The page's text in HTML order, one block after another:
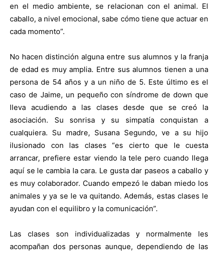
en el medio ambiente, se relacionan con el animal. El
caballo, a nivel emocional, sabe cómo tiene que actuar en
cada momento”.
No hacen distinción alguna entre sus alumnos y la franja
de edad es muy amplia. Entre sus alumnos tienen a una
persona de 54 años y a un niño de 5. Este último es el
caso de Jaime, un pequeño con síndrome de down que
lleva acudiendo a las clases desde que se creó la
asociación. Su sonrisa y su simpatía conquistan a
cualquiera. Su madre, Susana Segundo, ve a su hijo
ilusionado con las clases “es cierto que le cuesta
arrancar, prefiere estar viendo la tele pero cuando llega
aquí se le cambia la cara. Le gusta dar paseos a caballo y
es muy colaborador. Cuando empezó le daban miedo los
animales y ya se le va quitando. Además, estas clases le
ayudan con el equilibro y la comunicación”.
Las clases son individualizadas y normalmente les
acompañan dos personas aunque, dependiendo de las